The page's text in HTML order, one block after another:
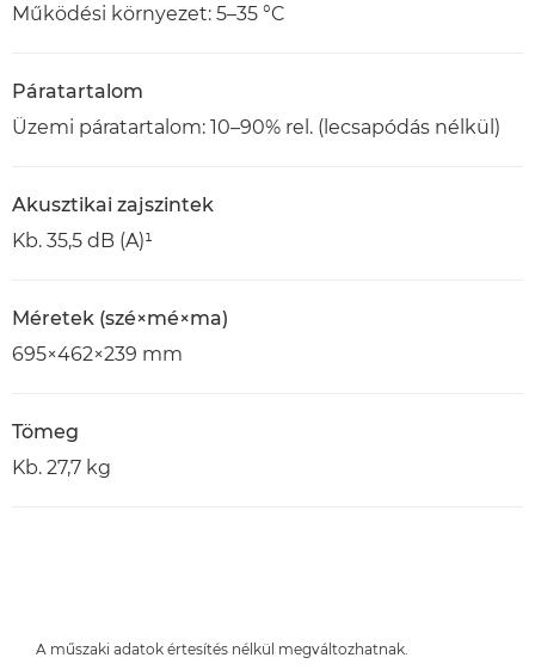
Működési környezet: 5–35 °C
Páratartalom
Üzemi páratartalom: 10–90% rel. (lecsapódás nélkül)
Akusztikai zajszintek
Kb. 35,5 dB (A)¹
Méretek (szé×mé×ma)
695×462×239 mm
Tömeg
Kb. 27,7 kg
A műszaki adatok értesítés nélkül megváltozhatnak.